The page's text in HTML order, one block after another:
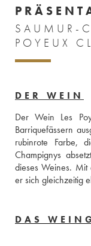
SAUMUR-
DER WEIN
Der Wein Les
Barriquefässern
rubinrote Farbe,
Champignys
dieses Weines. Mit
er sich gleichzeitig
DAS